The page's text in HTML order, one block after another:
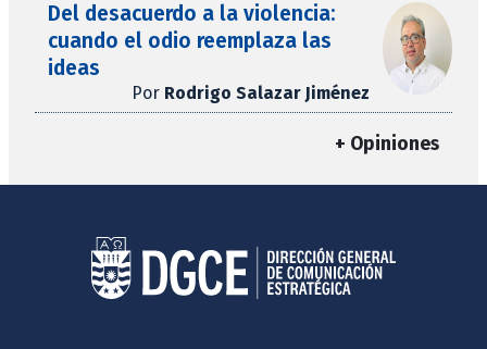
Del desacuerdo a la violencia:
cuando el odio reemplaza las
ideas
Por Rodrigo Salazar Jiménez
+ Opiniones